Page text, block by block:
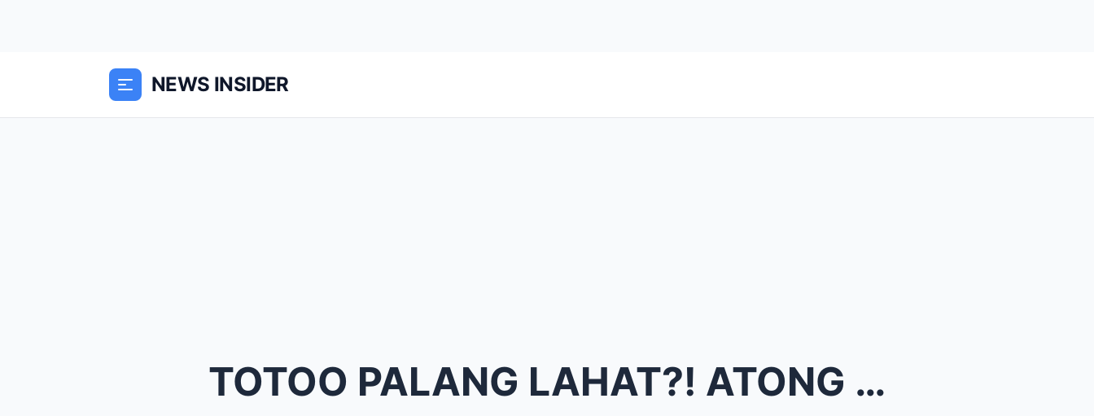
NEWS INSIDER
TOTOO PALANG LAHAT?! ATONG NAGLABAS NG MATINDING R...